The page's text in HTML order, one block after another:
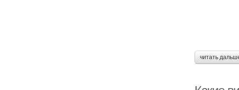
читать